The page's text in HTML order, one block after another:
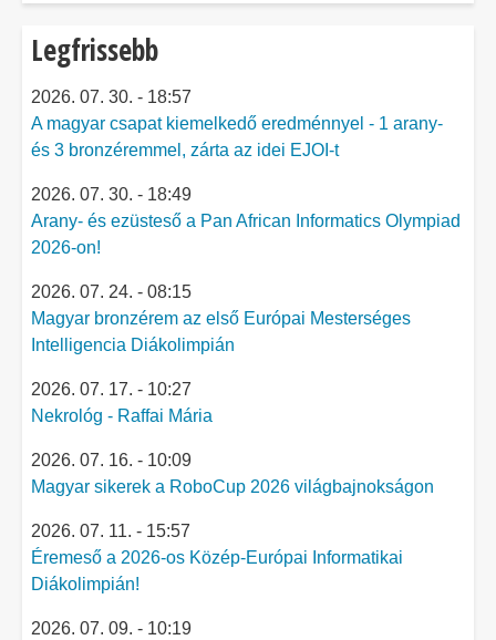
Legfrissebb
2026. 07. 30. - 18:57
A magyar csapat kiemelkedő eredménnyel - 1 arany-
és 3 bronzéremmel, zárta az idei EJOI-t
2026. 07. 30. - 18:49
Arany- és ezüsteső a Pan African Informatics Olympiad
2026-on!
2026. 07. 24. - 08:15
Magyar bronzérem az első Európai Mesterséges
Intelligencia Diákolimpián
2026. 07. 17. - 10:27
Nekrológ - Raffai Mária
2026. 07. 16. - 10:09
Magyar sikerek a RoboCup 2026 világbajnokságon
2026. 07. 11. - 15:57
Éremeső a 2026-os Közép-Európai Informatikai
Diákolimpián!
2026. 07. 09. - 10:19